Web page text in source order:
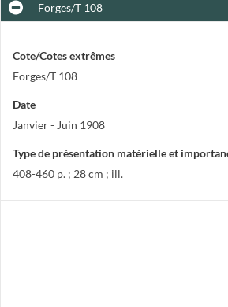
Forges/T 108
Cote/Cotes extrêmes
Forges/T 108
Date
Janvier - Juin 1908
Type de présentation matérielle et
408-460 p. ; 28 cm ; ill.